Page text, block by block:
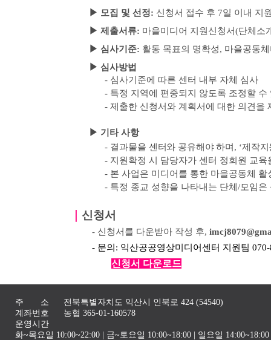
▶ 모집 및 선정: 신청서 접수 후 7일 이내 지
▶ 제출서류: 마을미디어 지원신청서(단체소
▶ 심사기준: 활동 목표의 명확성, 마을공동
▶ 심사방법
- 심사기준에 따른 센터 내부 자체 심사
- 특정 지역에 편중되지 않도록 조정할 수
-제출한 신청서와 계획서에 대한 의견을
▶ 기타 사항
- 결과물을 센터와 공유해야 하며 , ‘제작지
- 지원확정 시 담당자가 센터 정회원 교육
- 본 사업은 미디어를 통한 마을공동체
- 특정 종교 성향을 나타내는 단체 /모임은
신청서
- 신청서를 다운받아 작성 후,
- 문의: 익산공공영상미디어센터 지원팀
신청서 다운로드
주 소
전북특별자치도 익산시 인북로 424 (54540)
계좌번호
농협 365-01-160578
운영시간
화~목요일 10:00~22:00 | 금~토요일 10:00~18:00 | 일요일